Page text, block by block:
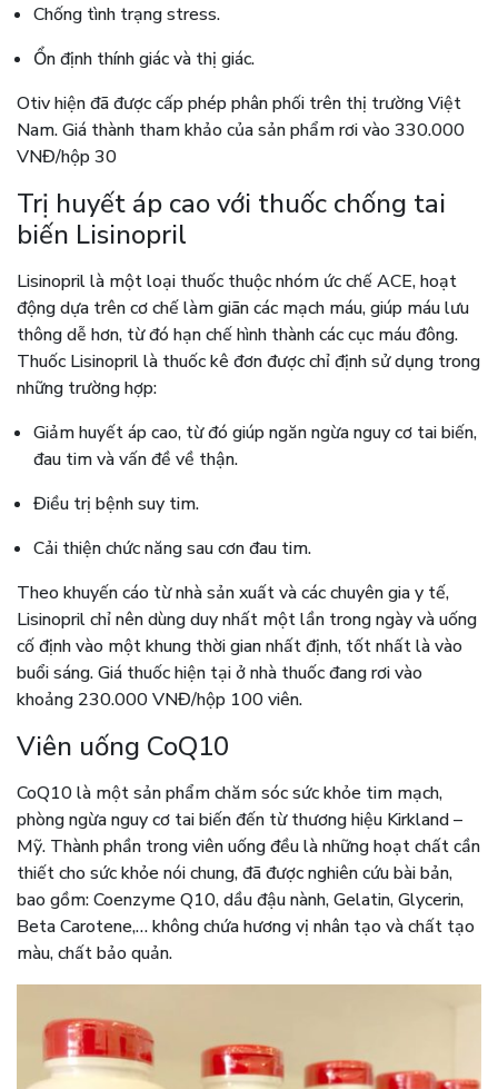
Chống tình trạng stress.
Ổn định thính giác và thị giác.
Otiv hiện đã được cấp phép phân phối trên thị trường Việt
Nam. Giá thành tham khảo của sản phẩm rơi vào 330.000
VNĐ/hộp 30
Trị huyết áp cao với thuốc chống tai
biến Lisinopril
Lisinopril là một loại thuốc thuộc nhóm ức chế ACE, hoạt
động dựa trên cơ chế làm giãn các mạch máu, giúp máu lưu
thông dễ hơn, từ đó hạn chế hình thành các cục máu đông.
Thuốc Lisinopril là thuốc kê đơn được chỉ định sử dụng trong
những trường hợp:
Giảm huyết áp cao, từ đó giúp ngăn ngừa nguy cơ tai biến,
đau tim và vấn đề về thận.
Điều trị bệnh suy tim.
Cải thiện chức năng sau cơn đau tim.
Theo khuyến cáo từ nhà sản xuất và các chuyên gia y tế,
Lisinopril chỉ nên dùng duy nhất một lần trong ngày và uống
cố định vào một khung thời gian nhất định, tốt nhất là vào
buổi sáng. Giá thuốc hiện tại ở nhà thuốc đang rơi vào
khoảng 230.000 VNĐ/hộp 100 viên.
Viên uống CoQ10
CoQ10 là một sản phẩm chăm sóc sức khỏe tim mạch,
phòng ngừa nguy cơ tai biến đến từ thương hiệu Kirkland –
Mỹ. Thành phần trong viên uống đều là những hoạt chất cần
thiết cho sức khỏe nói chung, đã được nghiên cứu bài bản,
bao gồm: Coenzyme Q10, dầu đậu nành, Gelatin, Glycerin,
Beta Carotene,… không chứa hương vị nhân tạo và chất tạo
màu, chất bảo quản.